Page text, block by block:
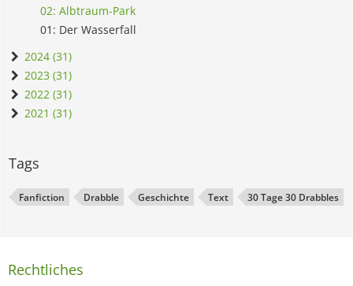
02: Albtraum-Park
01: Der Wasserfall
2024 (31)
2023 (31)
2022 (31)
2021 (31)
Tags
Fanfiction Drabble Geschichte Text 30 Tage 30 Drabbles
Rechtliches